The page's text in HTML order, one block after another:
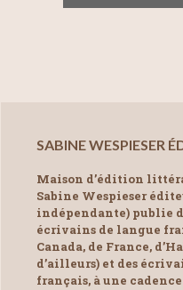
SABINE WESPIESER
Maison d’édition
Sabine Wespieser
indépendante) publie
écrivains de langue
Canada, de France,
d’ailleurs) et des
français, à une